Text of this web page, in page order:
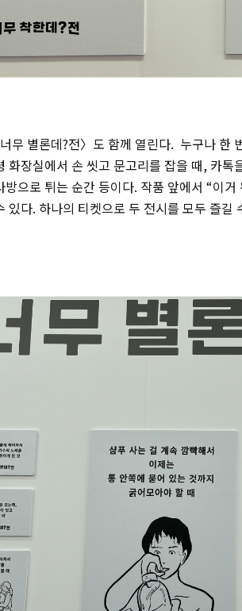
무 별론데?전〉도 함께 열린다. 누구나 한
화장실에서 손 씻고 문고리를 잡을 때, 카
방으로 튀는 순간 등이다. 작품 앞에서 “이
있다. 하나의 티켓으로 두 전시를 모두 즐